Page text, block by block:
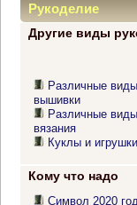
Рукоделие
Другие виды
Различные виды
вышивки
Различные виды
вязания
Куклы и игрушки
Кому что надо
Символ 2020